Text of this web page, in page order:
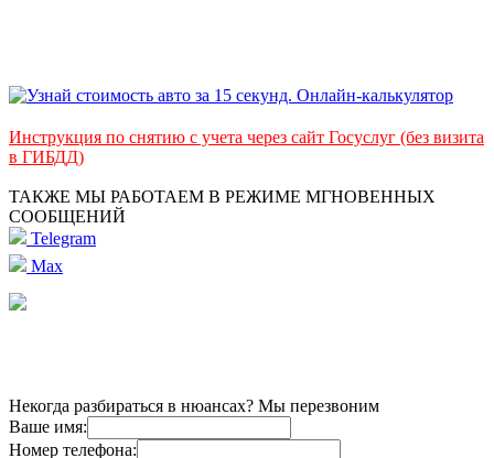
Инструкция по снятию с учета через сайт Госуслуг (без визита
в ГИБДД)
ТАКЖЕ МЫ РАБОТАЕМ В РЕЖИМЕ МГНОВЕННЫХ
СООБЩЕНИЙ
Telegram
Max
Некогда разбираться в нюансах? Мы перезвоним
Ваше имя:
Номер телефона: